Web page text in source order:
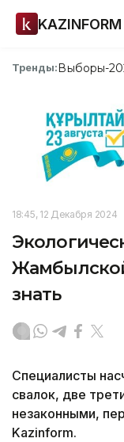
KAZINFORM
Тренды:Выборы-
18:45, 12 Декабря 2024
знать
Специалисты
свалок, две
незаконными,
Kazinform.